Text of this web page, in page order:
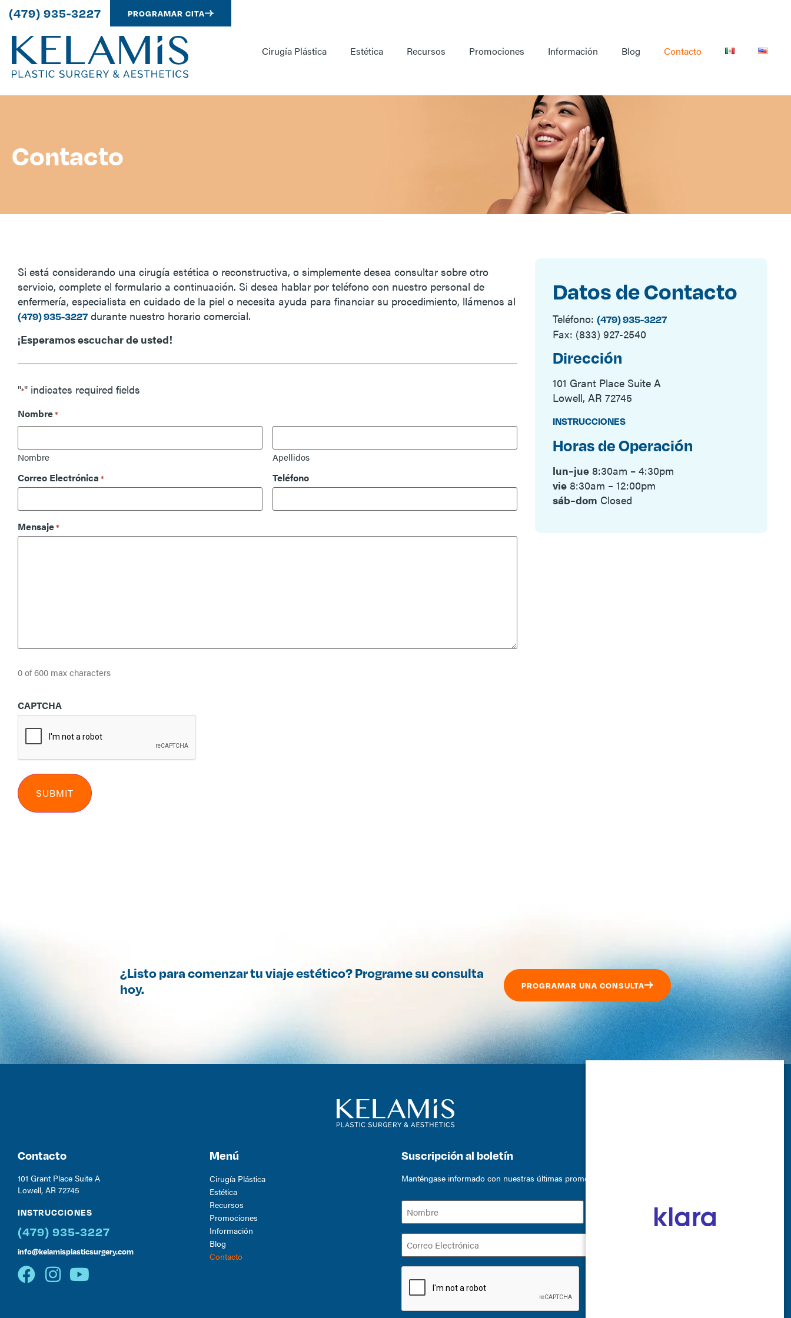
(479) 935-3227 PROGRAMAR CITA
Cirugía Plástica Estética Recursos Promociones Información Blog Contacto
Contacto
Si está considerando una cirugía estética o reconstructiva, o simplemente desea consultar sobre otro
servicio, complete el formulario a continuación. Si desea hablar por teléfono con nuestro personal de
enfermería, especialista en cuidado de la piel o necesita ayuda para financiar su procedimiento, llámenos al
(479) 935-3227 durante nuestro horario comercial.
¡Esperamos escuchar de usted!
"*" indicates required fields
Nombre*
Nombre Apellidos
Correo Electrónica * Teléfono
Mensaje*
0 of 600 max characters
CAPTCHA
Datos de Contacto
Teléfono:(479) 935-3227
Fax: (833) 927-2540
Dirección
101 Grant Place Suite A
Lowell, AR 72745
INSTRUCCIONES
Horas de Operación
lun–jue 8:30am – 4:30pm
vie 8:30am – 12:00pm
sáb–dom Closed
¿Listo para comenzar tu viaje estético? Programe su consulta
hoy.
PROGRAMAR UNA CONSULTA
Contacto
101 Grant Place Suite A
Lowell, AR 72745
INSTRUCCIONES
(479) 935-3227
info@kelamisplasticsurgery.com
Menú
Cirugía Plástica
Estética
Recursos
Promociones
Información
Blog
Contacto
Suscripción al boletín
Manténgase informado con nuestras últimas promociones, eventos especiales y ofertas de productos.
Nombre
(Required)
Correo
Electrónica
(Required)
CAPTCHA